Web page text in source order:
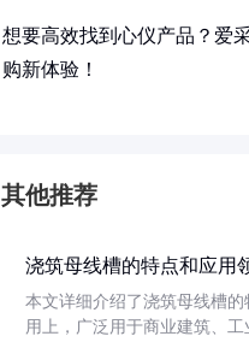
想要高效找到心仪产品？爱
购新体验！
其他推荐
浇筑母线槽的特点和应用
本文详细介绍了浇筑母线槽
用上，广泛用于商业建筑、